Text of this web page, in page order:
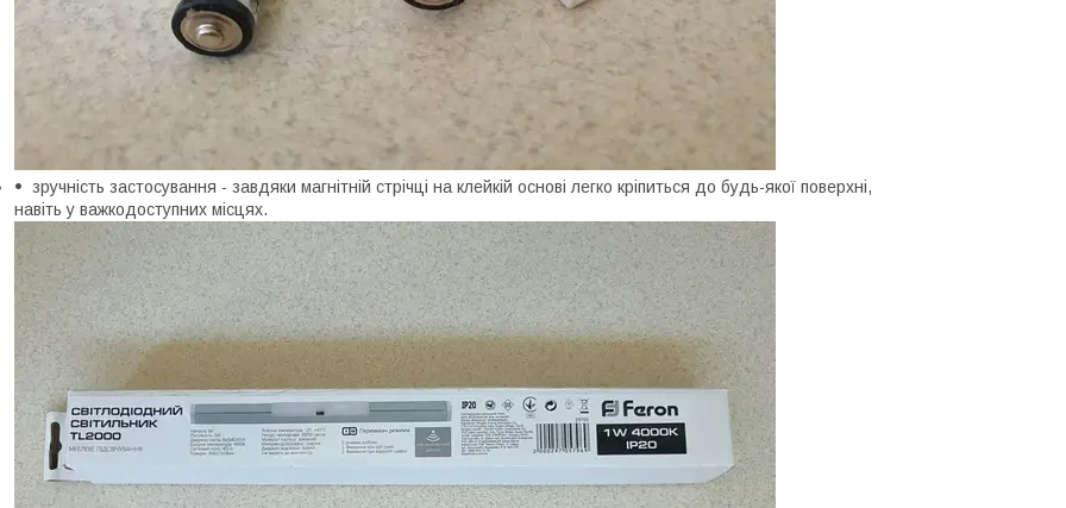
зручність застосування - завдяки магнітній стрічці на клейкій основі легко кріпиться до будь-якої поверхні,
навіть у важкодоступних місцях.